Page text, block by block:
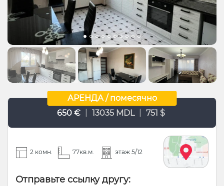
АРЕНДА / помесячно
650 €
13035 MDL 751 $
2 комн. 77кв.м. этаж 5/12
Отправьте ссылку другу: